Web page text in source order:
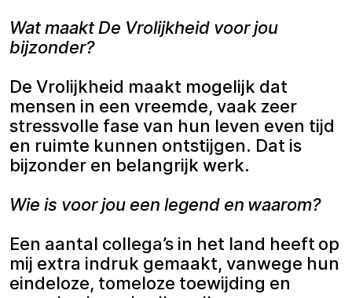
Wat maakt De Vrolijkheid voor jou
bijzonder?
De Vrolijkheid maakt mogelijk dat
mensen in een vreemde, vaak zeer
stressvolle fase van hun leven even tijd
en ruimte kunnen ontstijgen. Dat is
bijzonder en belangrijk werk.
Wie is voor jou een legend en waarom?
Een aantal collega’s in het land heeft op
mij extra indruk gemaakt, vanwege hun
eindeloze, tomeloze toewijding en